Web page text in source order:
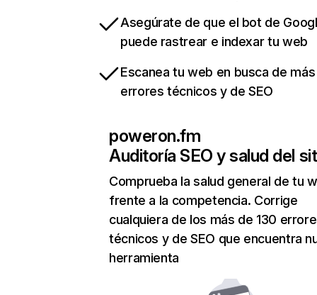
Asegúrate de que el bot de
puede rastrear e indexar tu web
Escanea tu web en busca de
errores técnicos y de SEO
poweron.fm
Auditoría SEO y salud del
Comprueba la salud general de tu
frente a la competencia. Corrige
cualquiera de los más de 130
técnicos y de SEO que encuentra
herramienta